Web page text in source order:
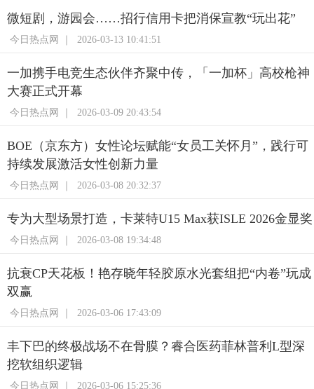
微短剧，游园会……招行信用卡把消保宣教“玩出花”
今日热点网 ｜ 2026-03-13 10:41:51
一加携手电竞生态伙伴齐聚中传，「一加杯」高校枪神
大赛正式开幕
今日热点网 ｜ 2026-03-09 20:43:54
BOE（京东方）女性论坛赋能“女员工关怀月”，践行可
持续发展激活女性创新力量
今日热点网 ｜ 2026-03-08 20:32:37
专为大型场景打造，卡莱特U15 Max获ISLE 2026金显奖
今日热点网 ｜ 2026-03-08 19:34:48
抗衰CP天花板！艳存晓年轻胶原水光套组把“内卷”玩成
双赢
今日热点网 ｜ 2026-03-06 17:43:09
丰下巴的终极战场不在骨膜？睿合医药菲林普利L型深
挖软组织逻辑
今日热点网 ｜ 2026-03-06 15:25:36